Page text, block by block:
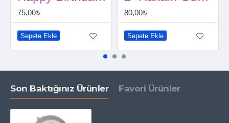
75,00₺
Sepete Ekle
80,00₺
Sepete Ekle
Son Baktığınız Ürünler Favori Ürünler